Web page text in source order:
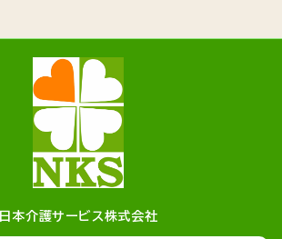
日本介護サービス株式会社